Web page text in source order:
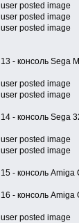
user posted image
user posted image
user posted image
13 - консоль Sega
user posted image
user posted image
14 - консоль Sega
user posted image
user posted image
15 - консоль
16 - консоль
user posted image